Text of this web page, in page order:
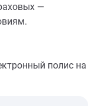
—
полис на